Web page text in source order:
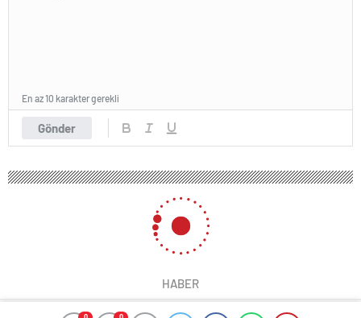
Gönder
En az 10 karakter gerekli
HABER